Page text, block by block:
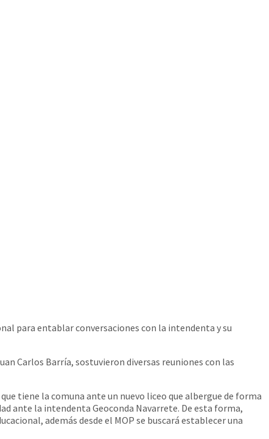
para entablar conversaciones con la intendenta y su
Carlos Barría, sostuvieron diversas reuniones con las
tiene la comuna ante un nuevo liceo que albergue de forma
ante la intendenta Geoconda Navarrete. De esta forma,
además desde el MOP se buscará establecer una